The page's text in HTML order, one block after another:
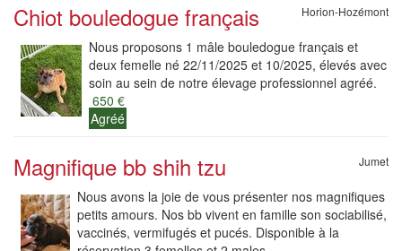
Chiot bouledogue français Horion-Hozémont
Nous proposons 1 mâle bouledogue français et
deux femelle né 22/11/2025 et 10/2025, élevés avec
soin au sein de notre élevage professionnel agréé.
650 €
Agréé
Magnifique bb shih tzu Jumet
Nous avons la joie de vous présenter nos magnifiques
petits amours. Nos bb vivent en famille son sociabilisé,
vaccinés, vermifugés et pucés. Disponible à la